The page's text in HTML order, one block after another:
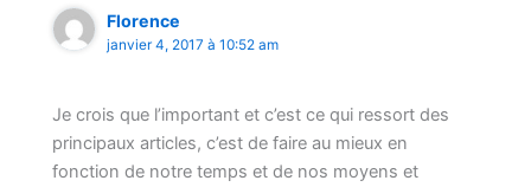
Florence
janvier 4, 2017 à 10:52 am
Je crois que l’important et c’est ce qui ressort des
principaux articles, c’est de faire au mieux en
fonction de notre temps et de nos moyens et